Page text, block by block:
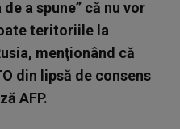
a spune” că nu vor
teritoriile la
menţionând că
din lipsă de consens
AFP.